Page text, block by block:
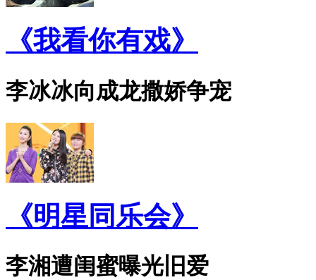
《我看你有戏》
李冰冰向成龙撒娇争宠
《明星同乐会》
李湘遭闺蜜曝光旧爱